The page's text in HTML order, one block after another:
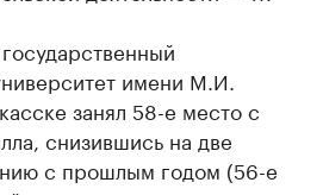
имени М.И.
занял 58-е место с
снизившись на две
с прошлым годом (56-е